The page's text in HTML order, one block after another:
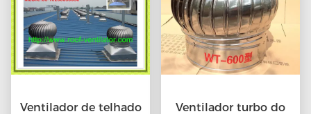
Ventilador de telhado
Ventilador turbo do